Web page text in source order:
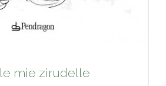
mie zirudelle